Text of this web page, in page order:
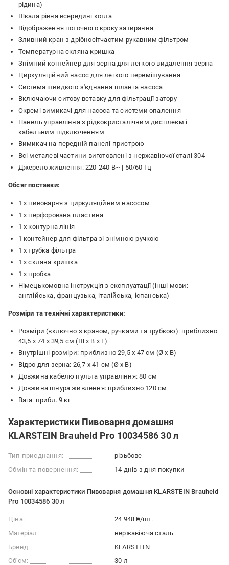
рідина)
Шкала рівня всередині котла
Відображення поточного кроку затирання
Зливний кран з дрібносітчастим рукавним фільтром
Температурна скляна кришка
Знімний контейнер для зерна для легкого видалення зерна
Циркуляційний насос для легкого перемішування
Система швидкого з'єднання шланга насоса
Включаючи ситову вставку для фільтрації затору
Окремі вимикачі для насоса та системи опалення
Панель управління з рідкокристалічним дисплеєм і
кабельним підключенням
Вимикач на передній панелі пристрою
Всі металеві частини виготовлені з нержавіючої сталі 304
Джерело живлення: 220-240 В~ | 50/60 Гц
Обсяг поставки:
1 х пивоварня з циркуляційним насосом
1 x перфорована пластина
1 х контурна лінія
1 контейнер для фільтра зі знімною ручкою
1 х трубка фільтра
1 х скляна кришка
1 х пробка
Німецькомовна інструкція з експлуатації (інші мови:
англійська, французька, італійська, іспанська)
Розміри та технічні характеристики:
Розміри (включно з краном, ручками та трубкою): приблизно
43,5 x 74 x 39,5 см (Ш x В x Г)
Внутрішні розміри: приблизно 29,5 x 47 см (Ø x В)
Відро для зерна: 26,7 х 41 см (Ø x В)
Довжина кабелю пульта управління: 80 см
Довжина шнура живлення: приблизно 120 см
Вага: прибл. 9 кг
Характеристики Пивоварня домашня
KLARSTEIN Brauheld Pro 10034586 30 л
Тип приєднання:
різьбове
Обмін та повернення:
14 днів з дня покупки
Основні характеристики Пивоварня домашня KLARSTEIN Brauheld
Pro 10034586 30 л
Ціна:
24 948 ₴/шт.
Матеріал:
нержавіюча сталь
Бренд:
KLARSTEIN
Об'єм:
30 л